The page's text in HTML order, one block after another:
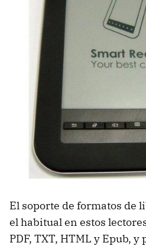
El soporte de formatos de
el habitual en estos
PDF, TXT, HTML y Epub, y